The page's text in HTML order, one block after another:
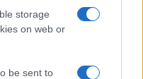
storage
on web or
be sent to
των ΤΕΙ, το οποίο
προς αυτά
Θεσσαλίας το